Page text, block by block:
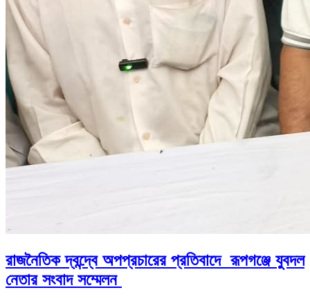
রাজনৈতিক দ্বন্দ্বে অপপ্রচারের প্রতিবাদে ‎রূপগঞ্জে যুবদল
নেতার সংবাদ সম্মেলন ‎